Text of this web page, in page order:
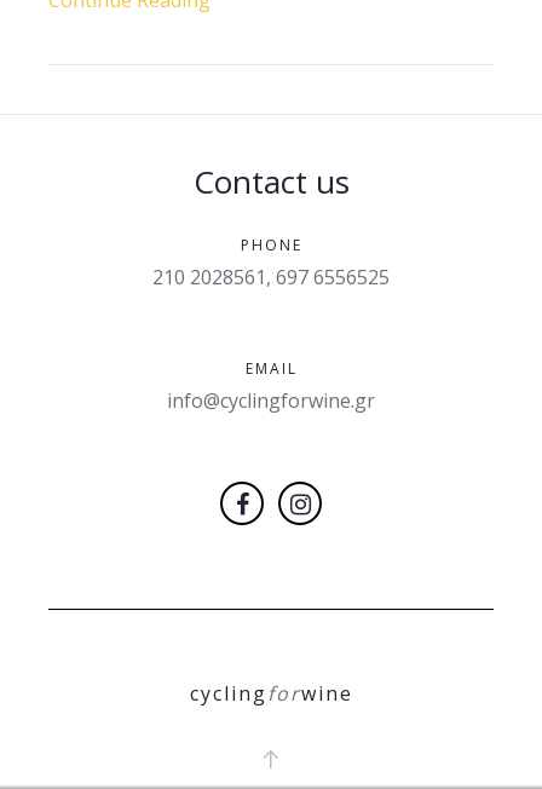
Contact us
PHONE
210 2028561, 697 6556525
EMAIL
info@cyclingforwine.gr
cyclingforwine